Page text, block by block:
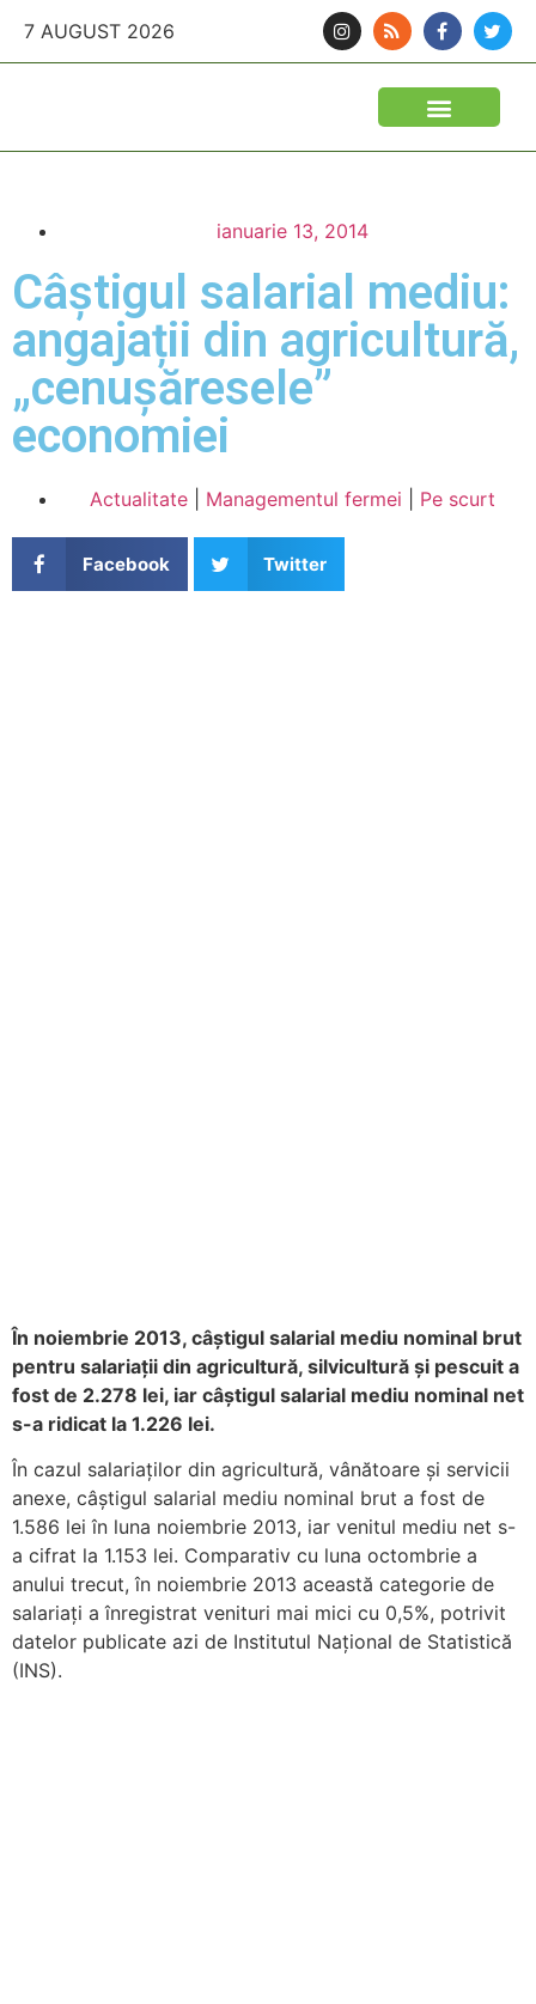
7 AUGUST 2026
ianuarie 13, 2014
Câştigul salarial mediu:
angajații din agricultură,
„cenușăresele”
economiei
Actualitate| Managementul fermei Pe scurt
Facebook Twitter
În noiembrie 2013, câştigul salarial mediu nominal brut
pentru salariații din agricultură, silvicultură și pescuit a
fost de 2.278 lei, iar câştigul salarial mediu nominal net
s-a ridicat la 1.226 lei.
În cazul salariaților din agricultură, vânătoare şi servicii
anexe, câştigul salarial mediu nominal brut a fost de
1.586 lei în luna noiembrie 2013, iar venitul mediu net s-
a cifrat la 1.153 lei. Comparativ cu luna octombrie a
anului trecut, în noiembrie 2013 această categorie de
salariați a înregistrat venituri mai mici cu 0,5%, potrivit
datelor publicate azi de Institutul Național de Statistică
(INS).